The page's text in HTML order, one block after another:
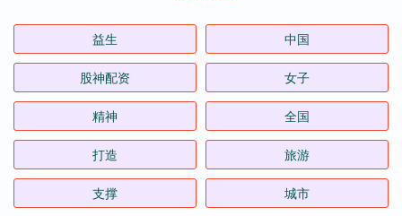
益生 中国
股神配资 女子
精神 全国
打造 旅游
支撑 城市